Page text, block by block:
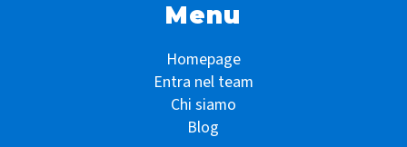
Menu
Homepage
Entra nel team
Chi siamo
Blog